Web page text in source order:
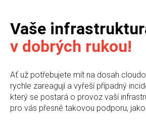
Vaše
v dobrých rukou!
Ať už potřebujete mít na dosah
rychle zareagují a vyřeší případný
který se postará o provoz vaší
pro vás přesně takovou podporu,